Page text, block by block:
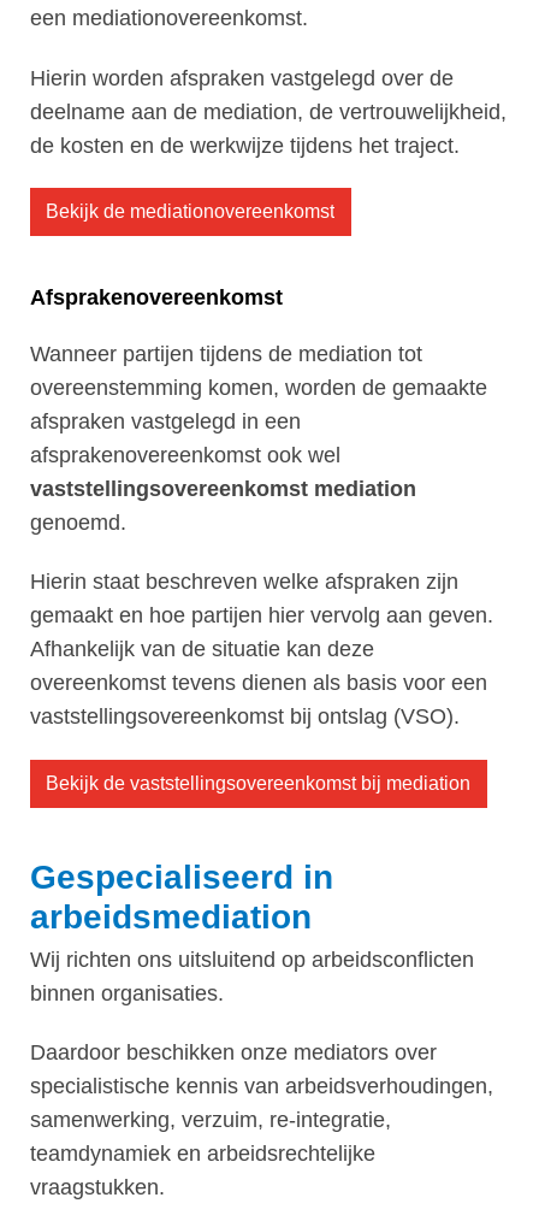
een mediationovereenkomst.
Hierin worden afspraken vastgelegd over de
deelname aan de mediation, de vertrouwelijkheid,
de kosten en de werkwijze tijdens het traject.
Bekijk de mediationovereenkomst
Afsprakenovereenkomst
Wanneer partijen tijdens de mediation tot
overeenstemming komen, worden de gemaakte
afspraken vastgelegd in een
afsprakenovereenkomst ook wel
vaststellingsovereenkomst mediation
genoemd.
Hierin staat beschreven welke afspraken zijn
gemaakt en hoe partijen hier vervolg aan geven.
Afhankelijk van de situatie kan deze
overeenkomst tevens dienen als basis voor een
vaststellingsovereenkomst bij ontslag (VSO).
Bekijk de vaststellingsovereenkomst bij mediation
Gespecialiseerd in
arbeidsmediation
Wij richten ons uitsluitend op arbeidsconflicten
binnen organisaties.
Daardoor beschikken onze mediators over
specialistische kennis van arbeidsverhoudingen,
samenwerking, verzuim, re-integratie,
teamdynamiek en arbeidsrechtelijke
vraagstukken.